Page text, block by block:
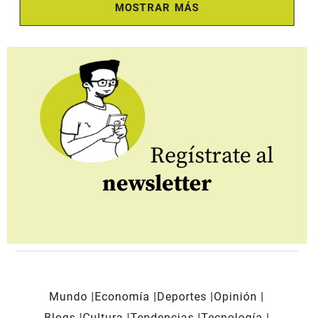
MOSTRAR MÁS
Regístrate al
newsletter
Mundo Economía Deportes
Opinión